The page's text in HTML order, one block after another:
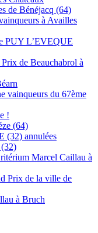
de Bénéjacq (64)
à Availles
PUY L’EVEQUE
de Beauchabrol à
vainqueurs du 67ème
!
(64)
(32) annulées
Marcel Caillau à
Prix de la ville de
à Bruch